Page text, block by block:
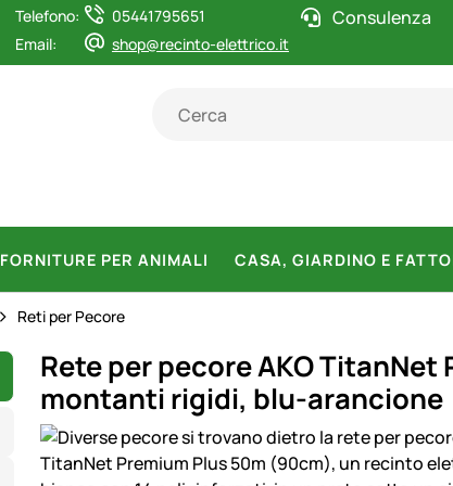
Telefono:
05441795651
Email:
shop@recinto-elettrico.it
Consulenza
FORNITURE PER ANIMALI CASA, GIARDINO E
Reti per Pecore
Rete per pecore AKO
montanti rigidi, blu-arancione
Galleria prodotti